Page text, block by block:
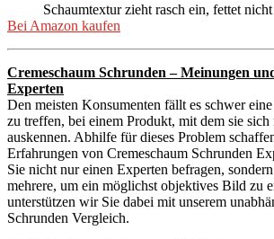
Schaumtextur zieht rasch ein, fettet
Bei Amazon kaufen
Cremeschaum Schrunden – Meinungen
Experten
Den meisten Konsumenten fällt es schwer
zu treffen, bei einem Produkt, mit dem sie
auskennen. Abhilfe für dieses Problem
Erfahrungen von Cremeschaum Schrunden
Sie nicht nur einen Experten befragen,
mehrere, um ein möglichst objektives Bild zu
unterstützen wir Sie dabei mit unserem
Schrunden Vergleich.